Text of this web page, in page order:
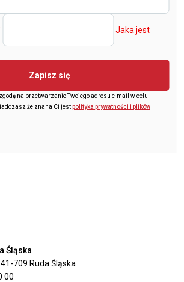
Jaka jest
Zapisz się
na przetwarzanie Twojego adresu e-mail w celu
że znana Ci jestpolityka prywatności i plików
Śląska
709 Ruda Śląska
00